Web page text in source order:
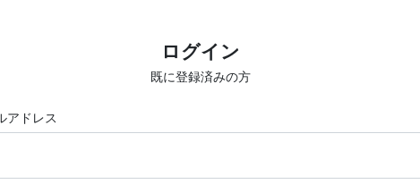
ログイン
既に登録済みの方
アドレス